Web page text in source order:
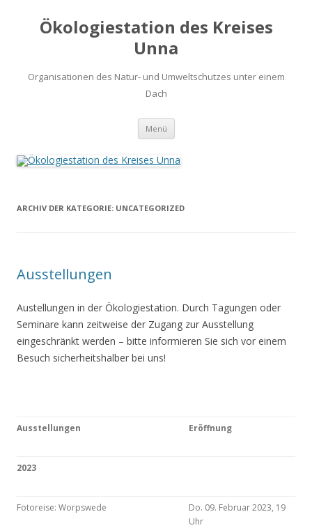
Ökologiestation des Kreises
Unna
Organisationen des Natur- und Umweltschutzes unter einem
Dach
Menü Zum
springen
ARCHIV DER KATEGORIE: UNCATEGORIZED
Ausstellungen
Austellungen in der Ökologiestation. Durch Tagungen oder
Seminare kann zeitweise der Zugang zur Ausstellung
eingeschränkt werden – bitte informieren Sie sich vor einem
Besuch sicherheitshalber bei uns!
Ausstellungen Eröffnung
2023
Fotoreise: Worpswede
Do. 09. Februar 2023, 19
Uhr